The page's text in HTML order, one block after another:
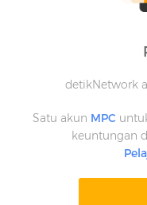
detikNetwork
Satu akun MPC
keuntungan